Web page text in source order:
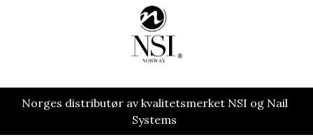
Norges distributør av kvalitetsmerket NSI og Nail
Systems